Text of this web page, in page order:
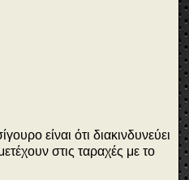
είναι ότι διακινδυνεύει
στις ταραχές με το